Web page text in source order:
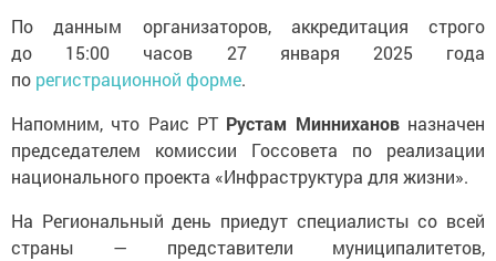
По данным организаторов, аккредитация строго
до 15:00 часов 27 января 2025 года
по регистрационной форме.
Напомним, что Раис РТ Рустам Миннихановназначен
председателем комиссии Госсовета по реализации
национального проекта «Инфраструктура для жизни».
На Региональный день приедут специалисты со всей
страны — представители муниципалитетов,